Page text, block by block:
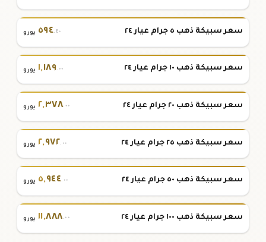
سعر سبيكة ذهب ٥ جرام عيار ٢٤ ٥٩٤.٤٠ يورو
سعر سبيكة ذهب ١٠ جرام عيار ٢٤ ١,١٨٩.٠٠ يورو
سعر سبيكة ذهب ٢٠ جرام عيار ٢٤ ٢,٣٧٨.٠٠ يورو
سعر سبيكة ذهب ٢٥ جرام عيار ٢٤ ٢,٩٧٢.٠٠ يورو
سعر سبيكة ذهب ٥٠ جرام عيار ٢٤ ٥,٩٤٤.٠٠ يورو
سعر سبيكة ذهب ١٠٠ جرام عيار ٢٤ ١١,٨٨٨.٠٠ يورو